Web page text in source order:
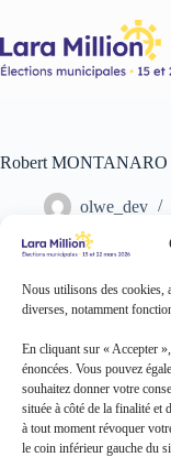
Nous utilisons des cookies,
diverses, notamment
En cliquant sur « Accepter
énoncées. Vous pouvez
souhaitez donner votre
située à côté de la finalité et
à tout moment révoquer
le coin inférieur gauche du
contenu
Robert MONTANARO
olwe_dev